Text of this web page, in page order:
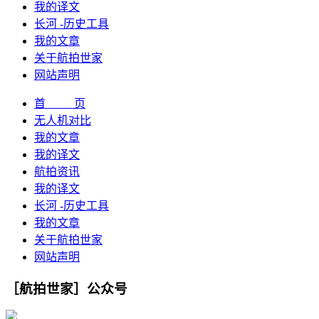
我的译文
长河 -历史工具
我的文章
关于航拍世家
网站声明
首 页
无人机对比
我的文章
我的译文
航拍资讯
我的译文
长河 -历史工具
我的文章
关于航拍世家
网站声明
［航拍世家］公众号